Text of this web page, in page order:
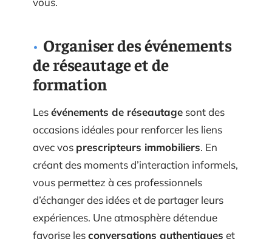
vous.
Organiser des événements
de réseautage et de
formation
Les événements de réseautage sont des
occasions idéales pour renforcer les liens
avec vos prescripteurs immobiliers
créant des moments d’interaction informels,
vous permettez à ces professionnels
d’échanger des idées et de partager leurs
expériences. Une atmosphère détendue